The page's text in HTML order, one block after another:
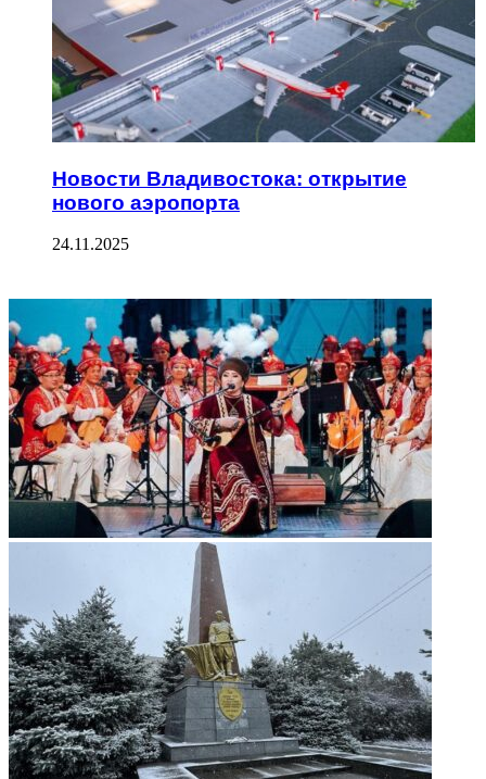
Новости Владивостока: открытие
нового аэропорта
24.11.2025